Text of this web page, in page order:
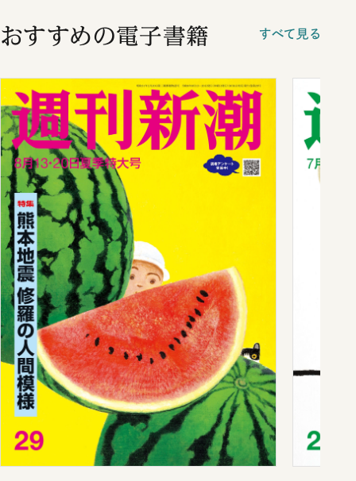
おすすめの電子書籍 すべて見る